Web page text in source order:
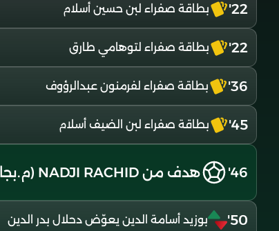
22' بطاقة صفراء لبن حسين أسلام
22' بطاقة صفراء لتوهامي طارق
36' بطاقة صفراء لفرمنون عبدالرؤوف
45' بطاقة صفراء لبن الضيف أسلام
46' هدف من NADJI RACHID (م.بجاية)
50' بوزيد أسامة الدين يعوّض دحلال بدر الدين